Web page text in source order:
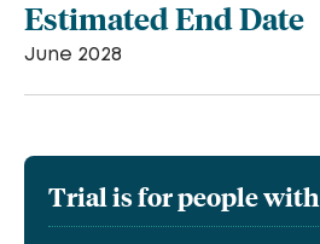
Estimated End Date
June 2028
Trial is for people with